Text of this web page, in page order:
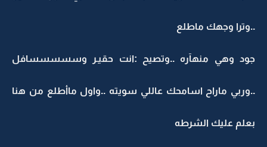
..وترا وجهك ماطلع
جود وهي منهآره ..وتصيح :انت حقيـر وسسسسسافل
..وربي ماراح اسامحك عاللي سويته ..واول ماأطلع من هنا
بعلم عليك الشرطه